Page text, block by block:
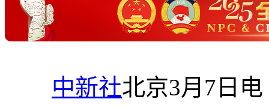
中新社北京3月7日